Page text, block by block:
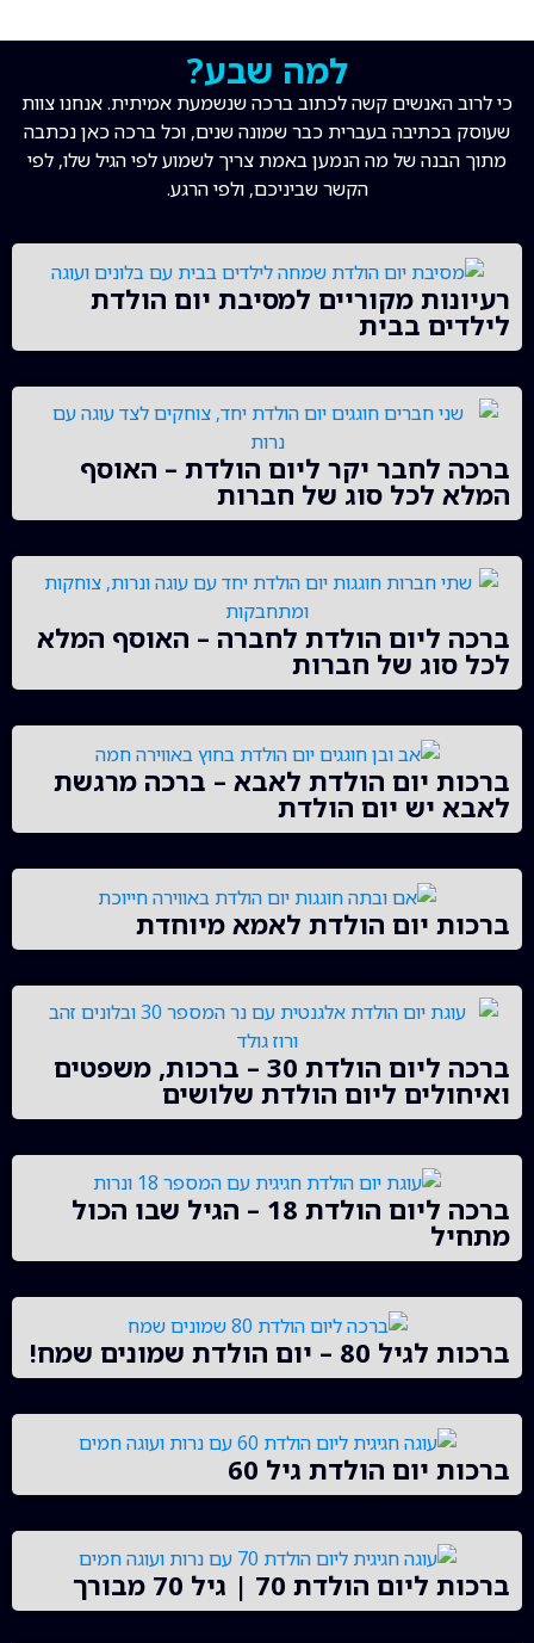
למה שבע?
כי לרוב האנשים קשה לכתוב ברכה שנשמעת אמיתית. אנחנו צוות
שעוסק בכתיבה בעברית כבר שמונה שנים, וכל ברכה כאן נכתבה
מתוך הבנה של מה הנמען באמת צריך לשמוע לפי הגיל שלו, לפי
הקשר שביניכם, ולפי הרגע.
רעיונות מקוריים למסיבת יום הולדת
לילדים בבית
ברכה לחבר יקר ליום הולדת – האוסף
המלא לכל סוג של חברות
ברכה ליום הולדת לחברה – האוסף המלא
לכל סוג של חברות
ברכות יום הולדת לאבא – ברכה מרגשת
לאבא יש יום הולדת
ברכות יום הולדת לאמא מיוחדת
ברכה ליום הולדת 30 – ברכות, משפטים
ואיחולים ליום הולדת שלושים
ברכה ליום הולדת 18 – הגיל שבו הכול
מתחיל
ברכות לגיל 80 – יום הולדת שמונים שמח!
ברכות יום הולדת גיל 60
ברכות ליום הולדת 70 | גיל 70 מבורך